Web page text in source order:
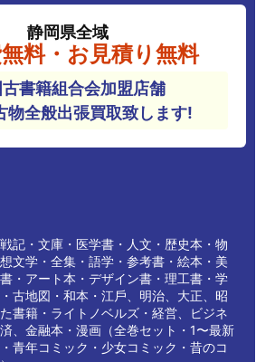
静岡県全域
料・お見積り無料
書籍組合会加盟店舗
物全般出張買取致します!
記・⽂庫・医学書・人⽂・歴史本・物
⽂学・全集・語学・参考書・絵本・美
・アート本・デザイン書・理⼯書・学
古地図・和本・江⼾、明治、⼤正、昭
書籍・ライトノベルズ・経営、ビジネ
、⾦融本・漫画（全巻セット・1〜最新
⻘年コミック・少⼥コミック・昔のコ